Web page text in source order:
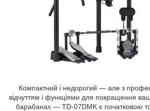
Компактний і недорогий — але з
відчуттям і функціями для покращення
барабанах — TD-07DMK є початковою